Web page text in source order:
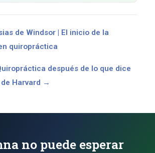
de Windsor | El inicio de la
quiropráctica
después de lo que dice
Harvard →
no puede esperar